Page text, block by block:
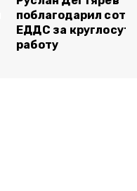
поблагодарил
ЕДДС за
работу